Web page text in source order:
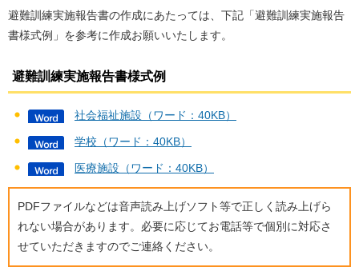
避難訓練実施報告書の作成にあたっては、下記「避難訓練実施報告
書様式例」を参考に作成お願いいたします。
避難訓練実施報告書様式例
社会福祉施設（ワード：40KB）
学校（ワード：40KB）
医療施設（ワード：40KB）
PDFファイルなどは音声読み上げソフト等で正しく読み上げら
れない場合があります。必要に応じてお電話等で個別に対応さ
せていただきますのでご連絡ください。